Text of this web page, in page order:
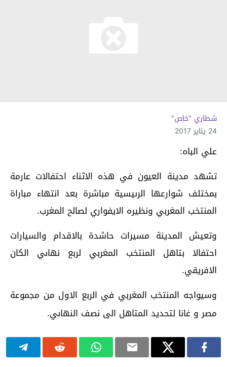
شطاري "خاص"
24 يناير 2017
علي الباه:
تشهد مدينة العيون في هذه الاثناء احتفالات عارمة
بمختلف شوارعها الرىيسية مباشرة بعد انتهاء مباراة
المنتخب المغربي ونظيره الايفواري لصالح المغرب.
وتعيش المدينة مسيرات حاشدة بالاقدام والسيارات
احتفالا بتاهل المنتخب المغربي لربع نهاىي الكان
الافريقي.
وسيواجه المنتخب المغربي في الربع الاول من مجموعة
مصر و غانا لتحديد المتاهل الى نصف النهاىي.